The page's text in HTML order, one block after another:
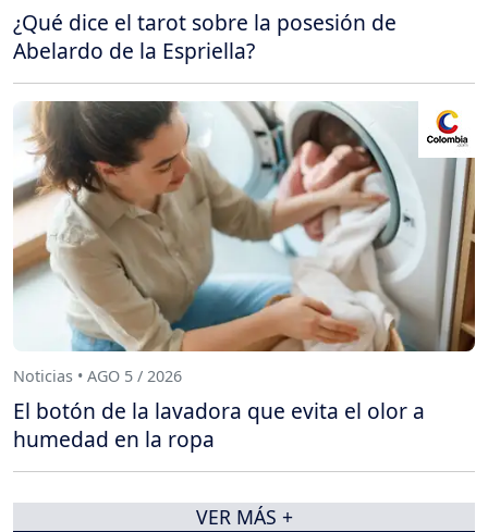
¿Qué dice el tarot sobre la posesión de
Abelardo de la Espriella?
Noticias • AGO 5 / 2026
El botón de la lavadora que evita el olor a
humedad en la ropa
VER MÁS +